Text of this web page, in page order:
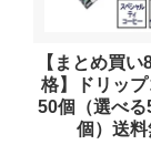
送料無料（コー
お試しセット（
【まとめ買
格】ドリッ
50個（選べる
個）送料